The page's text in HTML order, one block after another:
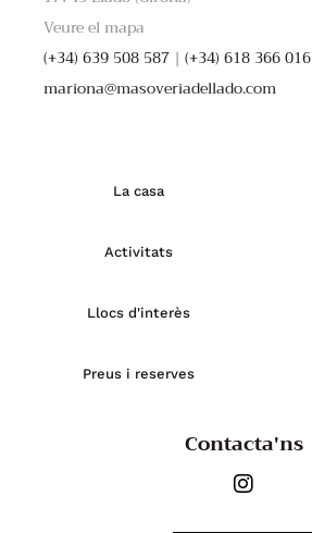
Veure el mapa
(+34) 639 508 587 | (+34) 618 366 016
mariona@masoveriadellado.com
La casa
Activitats
Llocs d'interès
Preus i reserves
Contacta'ns